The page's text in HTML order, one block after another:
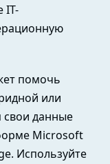
IT-
помочь
или
данные
Microsoft
Используйте